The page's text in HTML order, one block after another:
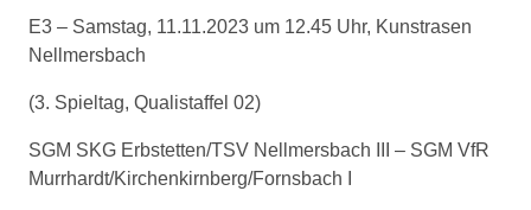
E3 – Samstag, 11.11.2023 um 12.45 Uhr, Kunstrasen
Nellmersbach
(3. Spieltag, Qualistaffel 02)
SGM SKG Erbstetten/TSV Nellmersbach III – SGM VfR
Murrhardt/Kirchenkirnberg/Fornsbach I